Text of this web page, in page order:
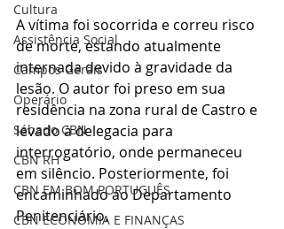
Cultura
Assistência Social
Campos Gerais
Operário
Sábado CBN
CBN RH
CBN EM BOM PORTUGUÊS
CBN ECONOMIA E FINANÇAS
A vítima foi socorrida e correu risco
de morte, estando atualmente
internada devido à gravidade da
lesão. O autor foi preso em sua
residência na zona rural de Castro e
levado à delegacia para
interrogatório, onde permaneceu
em silêncio. Posteriormente, foi
encaminhado ao Departamento
Penitenciário.